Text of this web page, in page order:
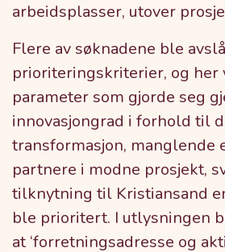
arbeidsplasser, utover
Flere av søknadene ble
prioriteringskriterier, og her
parameter som gjorde seg
innovasjongrad i forhold til
transformasjon, manglende
partnere i modne prosjekt,
tilknytning til Kristiansand
ble prioritert. I utlysningen
at ‘forretningsadresse og